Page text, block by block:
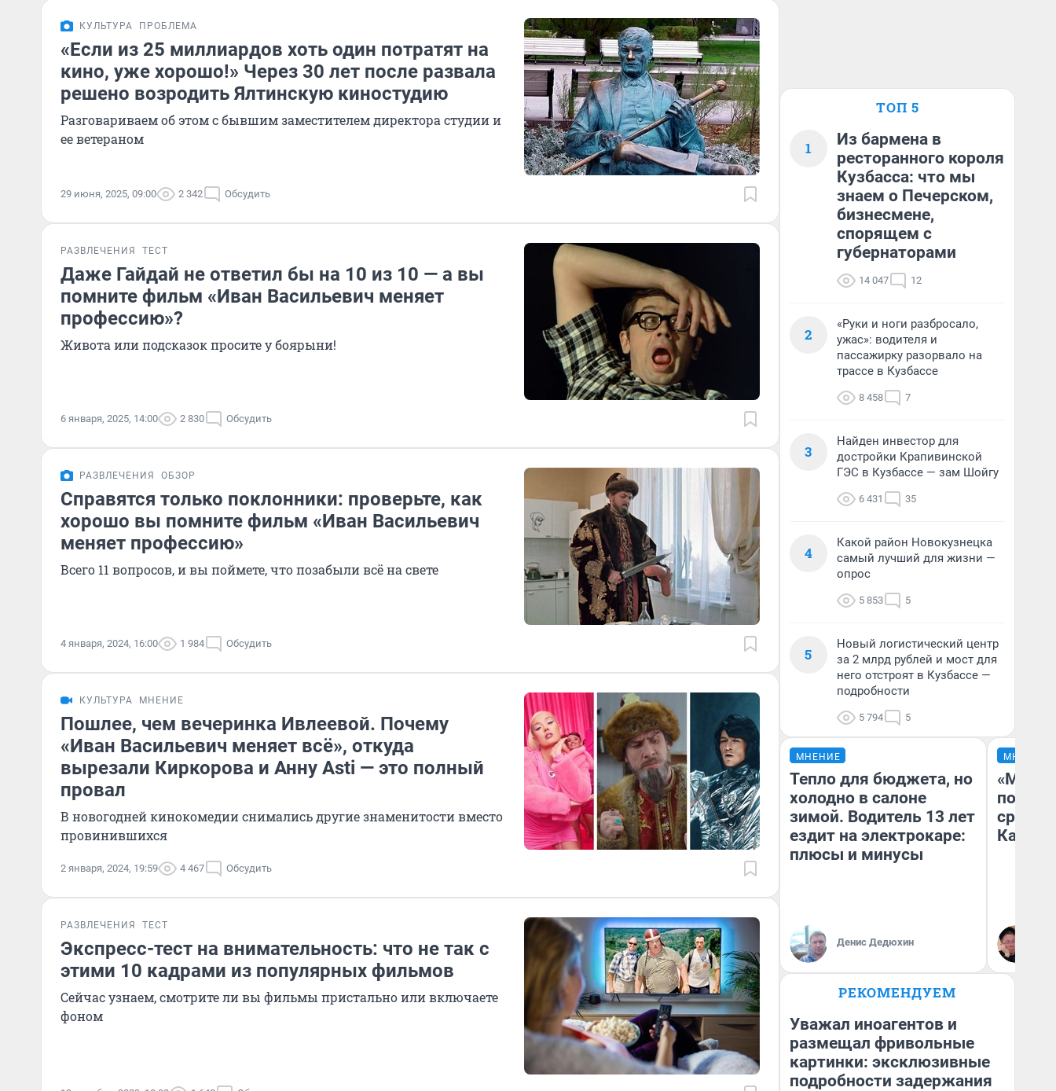
КУЛЬТУРА ПРОБЛЕМА
«Если из 25 миллиардов хоть один потратят на
кино, уже хорошо!» Через 30 лет после развала
решено возродить Ялтинскую киностудию
Разговариваем об этом с бывшим заместителем директора студии и
ее ветераном
29 июня, 2025, 09:00 2 342 Обсудить
РАЗВЛЕЧЕНИЯ ТЕСТ
Даже Гайдай не ответил бы на 10 из 10 — а вы
помните фильм «Иван Васильевич меняет
профессию»?
Живота или подсказок просите у боярыни!
6 января, 2025, 14:00 2 830 Обсудить
РАЗВЛЕЧЕНИЯ ОБЗОР
Справятся только поклонники: проверьте, как
хорошо вы помните фильм «Иван Васильевич
меняет профессию»
Всего 11 вопросов, и вы поймете, что позабыли всё на свете
4 января, 2024, 16:00 1 984 Обсудить
КУЛЬТУРА МНЕНИЕ
Пошлее, чем вечеринка Ивлеевой. Почему
«Иван Васильевич меняет всё», откуда
вырезали Киркорова и Анну Asti — это полный
провал
В новогодней кинокомедии снимались другие знаменитости вместо
провинившихся
2 января, 2024, 19:59 4 467 Обсудить
РАЗВЛЕЧЕНИЯ ТЕСТ
Экспресс-тест на внимательность: что не так с
этими 10 кадрами из популярных фильмов
Сейчас узнаем, смотрите ли вы фильмы пристально или включаете
фоном
ТОП 5
1
Из бармена в
ресторанного короля
Кузбасса: что мы
знаем о Печерском,
бизнесмене,
спорящем с
губернаторами
14 047 12
2
«Руки и ноги разбросало,
ужас»: водителя и
пассажирку разорвало на
трассе в Кузбассе
8 458 7
3
Найден инвестор для
достройки Крапивинской
ГЭС в Кузбассе — зам Шойгу
6 431 35
4
Какой район Новокузнецка
самый лучший для жизни —
опрос
5 853 5
5
Новый логистический центр
за 2 млрд рублей и мост для
него отстроят в Кузбассе —
подробности
5 794 5
МНЕНИЕ
Тепло для бюджета, но
холодно в салоне
зимой. Водитель 13 лет
ездит на электрокаре:
плюсы и минусы
Денис Дедюхин
МНЕНИЕ
РЕКОМЕНДУЕМ
Уважал иноагентов и
размещал фривольные
картинки: эксклюзивные
подробности задержания